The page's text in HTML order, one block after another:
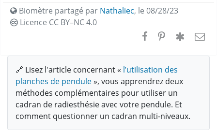
Biomètre partagé par Nathaliec, le 08/28/23
Licence CC BY–NC 4.0
🔗 Lisez l'article concernant « l’utilisation des
planches de pendule», vous apprendrez deux
méthodes complémentaires pour utiliser un
cadran de radiesthésie avec votre pendule. Et
comment questionner un cadran multi-niveaux.